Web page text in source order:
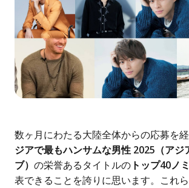
数ヶ月にわたる大陸全体からの応募を
ジアで最もハンサムな男性 2025（アジ
ブ） の栄誉あるタイトルの トップ40ノ
表できることを誇りに思います。これ